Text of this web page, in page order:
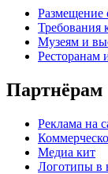
Размещение
Требования
Музеям и
Ресторанам
Партнёрам
Реклама на
Медиа кит
Логотипы в